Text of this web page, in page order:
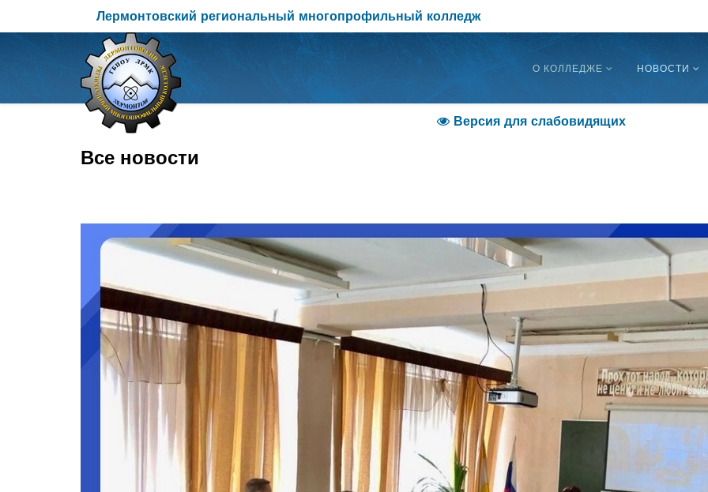
Лермонтовский региональный многопрофильный колледж
О КОЛЛЕДЖЕ НОВОСТИ
Версия для слабовидящих
Все новости